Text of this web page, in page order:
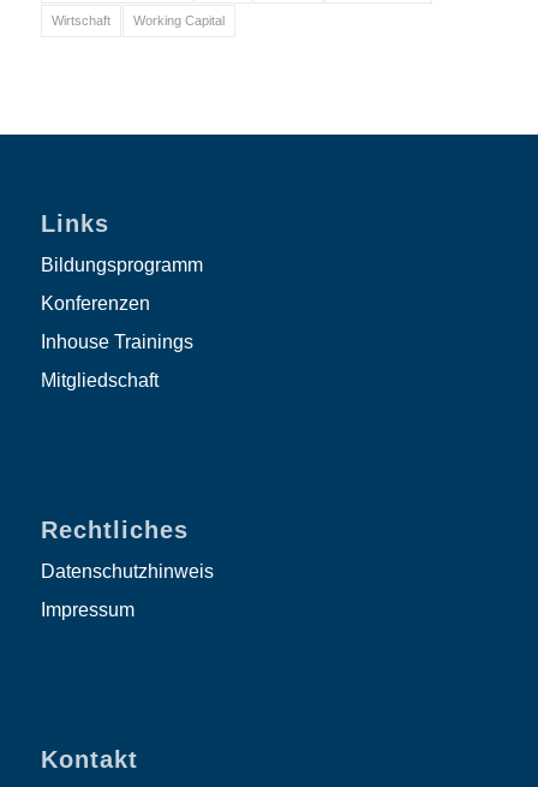
Wirtschaft Working Capital
Links
Bildungsprogramm
Konferenzen
Inhouse Trainings
Mitgliedschaft
Rechtliches
Datenschutzhinweis
Impressum
Kontakt